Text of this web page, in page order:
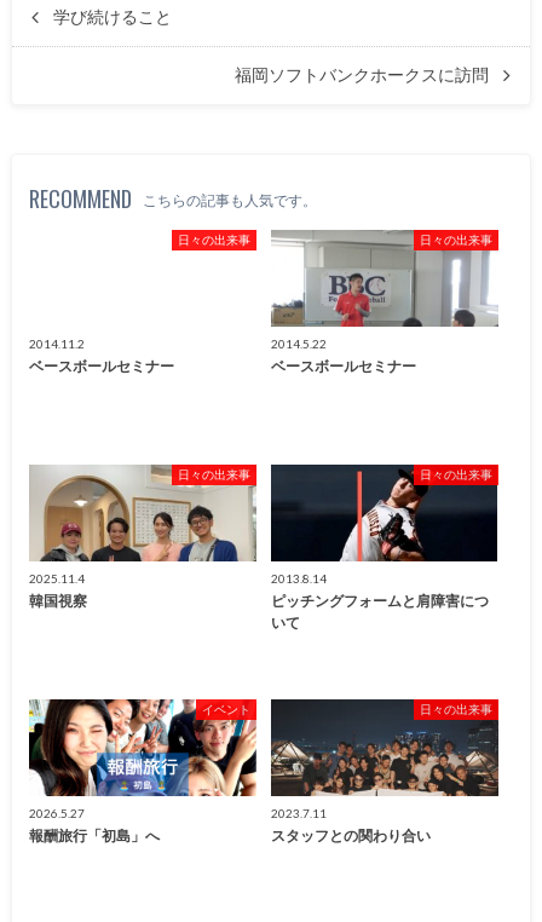
学び続けること
福岡ソフトバンクホークスに訪問
RECOMMEND こちらの記事も人気です。
日々の出来事
2014.11.2
ベースボールセミナー
日々の出来事
2014.5.22
ベースボールセミナー
日々の出来事
2025.11.4
韓国視察
日々の出来事
2013.8.14
ピッチングフォームと肩障害につ
いて
イベント
2026.5.27
報酬旅行「初島」へ
日々の出来事
2023.7.11
スタッフとの関わり合い